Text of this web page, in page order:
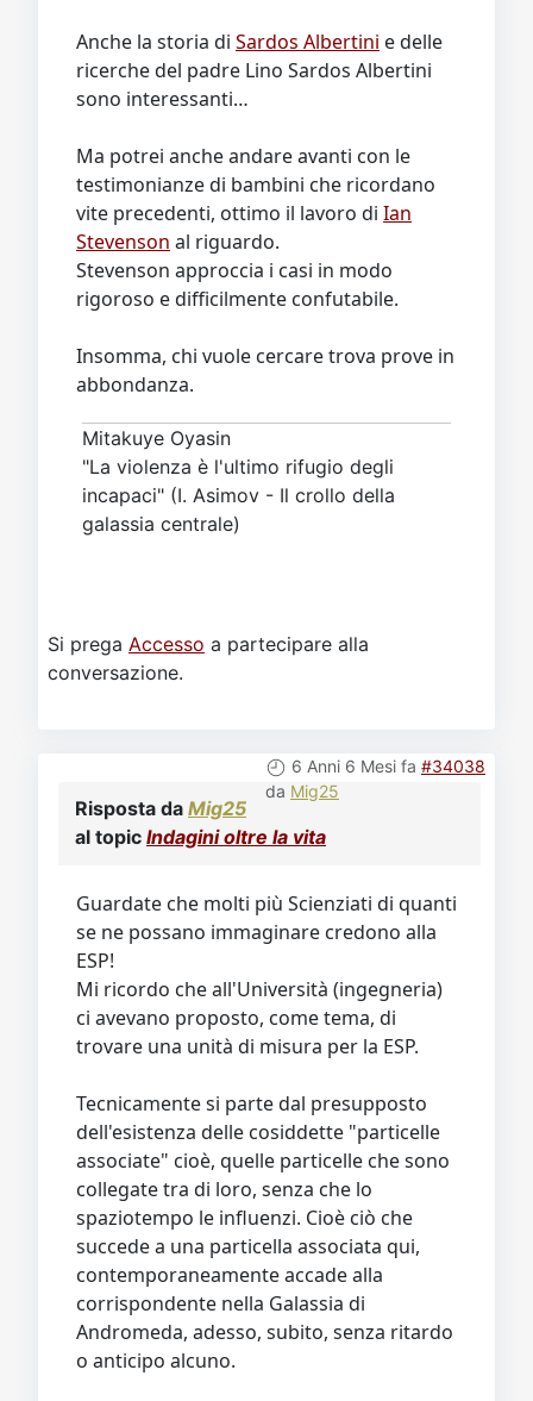
Anche la storia di Sardos Albertini e delle
ricerche del padre Lino Sardos Albertini
sono interessanti…
Ma potrei anche andare avanti con le
testimonianze di bambini che ricordano
vite precedenti, ottimo il lavoro di Ian
Stevenson al riguardo.
Stevenson approccia i casi in modo
rigoroso e difficilmente confutabile.
Insomma, chi vuole cercare trova prove in
abbondanza.
Mitakuye Oyasin
"La violenza è l'ultimo rifugio degli
incapaci" (I. Asimov - Il crollo della
galassia centrale)
Si prega Accesso a partecipare alla
conversazione.
6 Anni 6 Mesi fa #34038
da Mig25
Risposta da Mig25
al topic Indagini oltre la vita
Guardate che molti più Scienziati di quanti
se ne possano immaginare credono alla
ESP!
Mi ricordo che all'Università (ingegneria)
ci avevano proposto, come tema, di
trovare una unità di misura per la ESP.
Tecnicamente si parte dal presupposto
dell'esistenza delle cosiddette "particelle
associate" cioè, quelle particelle che sono
collegate tra di loro, senza che lo
spaziotempo le influenzi. Cioè ciò che
succede a una particella associata qui,
contemporaneamente accade alla
corrispondente nella Galassia di
Andromeda, adesso, subito, senza ritardo
o anticipo alcuno.